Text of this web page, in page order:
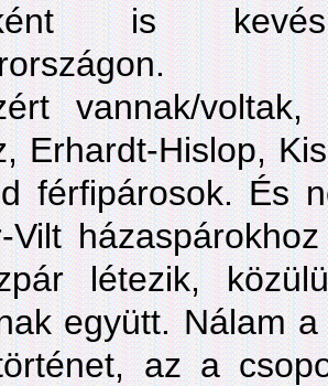
is
vannak/voltak,
Erhardt-Hislop,
férfipárosok. És
Vilt
létezik,
együtt. Nálam
az a